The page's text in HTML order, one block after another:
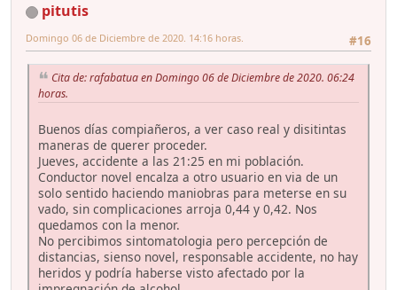
pitutis
#16
Domingo 06 de Diciembre de 2020. 14:16 horas.
Cita de: rafabatua en Domingo 06 de Diciembre de 2020. 06:24
horas.
Buenos días compiañeros, a ver caso real y disitintas
maneras de querer proceder.
Jueves, accidente a las 21:25 en mi población.
Conductor novel encalza a otro usuario en via de un
solo sentido haciendo maniobras para meterse en su
vado, sin complicaciones arroja 0,44 y 0,42. Nos
quedamos con la menor.
No percibimos sintomatologia pero percepción de
distancias, sienso novel, responsable accidente, no hay
heridos y podría haberse visto afectado por la